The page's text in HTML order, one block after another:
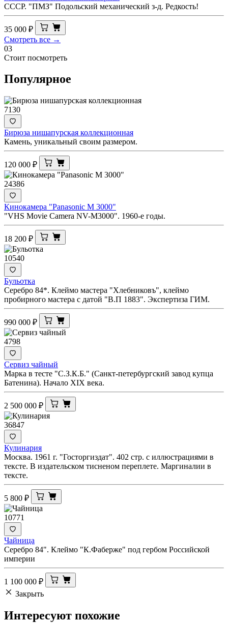
СССР. "ПМЗ" Подольский механический з-д. Редкость!
35 000 ₽
Смотреть все →
03
Стоит посмотреть
Популярное
7130
Бирюза нишапурская коллекционная
Камень, уникальный своим размером.
120 000 ₽
24386
Кинокамера "Panasonic M 3000"
"VHS Movie Camera NV-M3000". 1960-е годы.
18 200 ₽
10540
Бульотка
Серебро 84*. Клеймо мастера "Хлебниковъ", клеймо
пробирного мастера с датой "В.П 1883". Экспертиза ГИМ.
990 000 ₽
4798
Сервиз чайный
Марка в тесте "С.З.К.Б." (Санкт-петербургский завод купца
Батенина). Начало XIX века.
2 500 000 ₽
36847
Кулинария
Москва. 1961 г. "Госторгиздат". 402 стр. с иллюстрациями в
тексте. В издательском тисненом переплете. Маргиналии в
тексте.
5 800 ₽
10771
Чайница
Серебро 84". Клеймо "К.Фаберже" под гербом Российской
империи
1 100 000 ₽
Закрыть
Интересуют похожие